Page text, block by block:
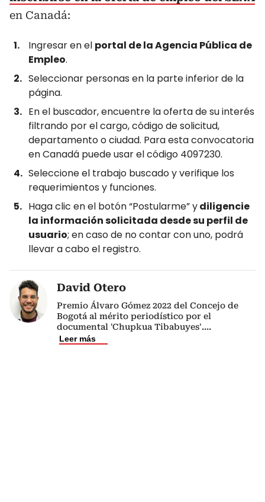
en Canadá:
Ingresar en el portal de la Agencia Pública de
Empleo.
Seleccionar personas en la parte inferior de la
página.
En el buscador, encuentre la oferta de su interés
filtrando por el cargo, código de solicitud,
departamento o ciudad. Para esta convocatoria
en Canadá puede usar el código 4097230.
Seleccione el trabajo buscado y verifique los
requerimientos y funciones.
Haga clic en el botón “Postularme” ydiligencie
la información solicitada desde su perfil de
usuario; en caso de no contar con uno, podrá
llevar a cabo el registro.
David Otero
Premio Álvaro Gómez 2022 del Concejo de
Bogotá al mérito periodístico por el
documental 'Chupkua Tibabuyes'....
Leer más